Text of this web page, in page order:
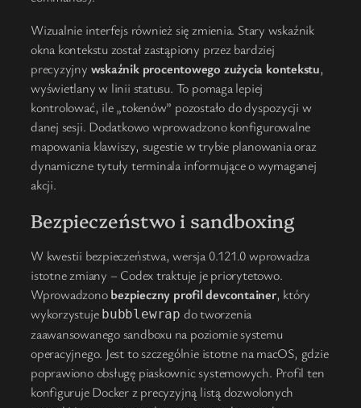
Wizualnie interfejs również się zmienia. Stary wskaźnik
okna kontekstu został zastąpiony przez bardziej
precyzyjny wskaźnik procentowego zużycia kontekstu,
wyświetlany w linii statusu. To pomaga lepiej
kontrolować, ile „tokenów” pozostało do dyspozycji w
danej sesji. Dodatkowo wprowadzono konfigurowalne
mapowania klawiszy, sugestie w trybie planowania oraz
dynamiczne tytuły terminala informujące o wymaganej
akcji.
Bezpieczeństwo i sandboxing
W kwestii bezpieczeństwa, wersja 0.121.0 wprowadza
istotne zmiany – Codex traktuje je priorytetowo.
Wprowadzonobezpieczny profil devcontainer, który
wykorzystuje bubblewrap do tworzenia
zaawansowanego sandboxu na poziomie systemu
operacyjnego. Jest to szczególnie istotne na macOS, gdzie
poprawiono obsługę piaskownic systemowych. Profil ten
konfiguruje Docker z precyzyjną listą dozwolonych